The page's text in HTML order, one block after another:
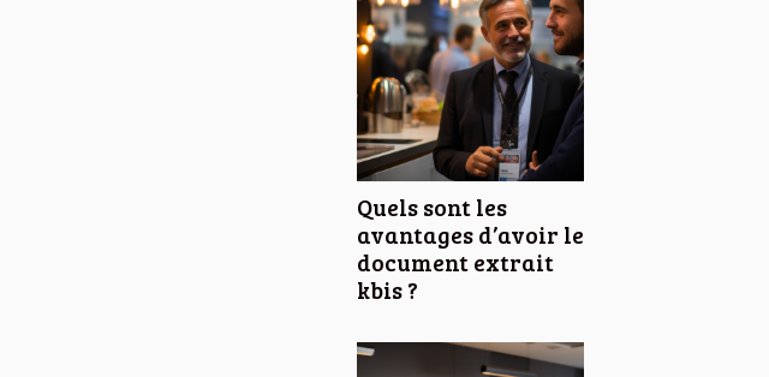
Quels sont les
avantages d’avoir le
document extrait
kbis ?